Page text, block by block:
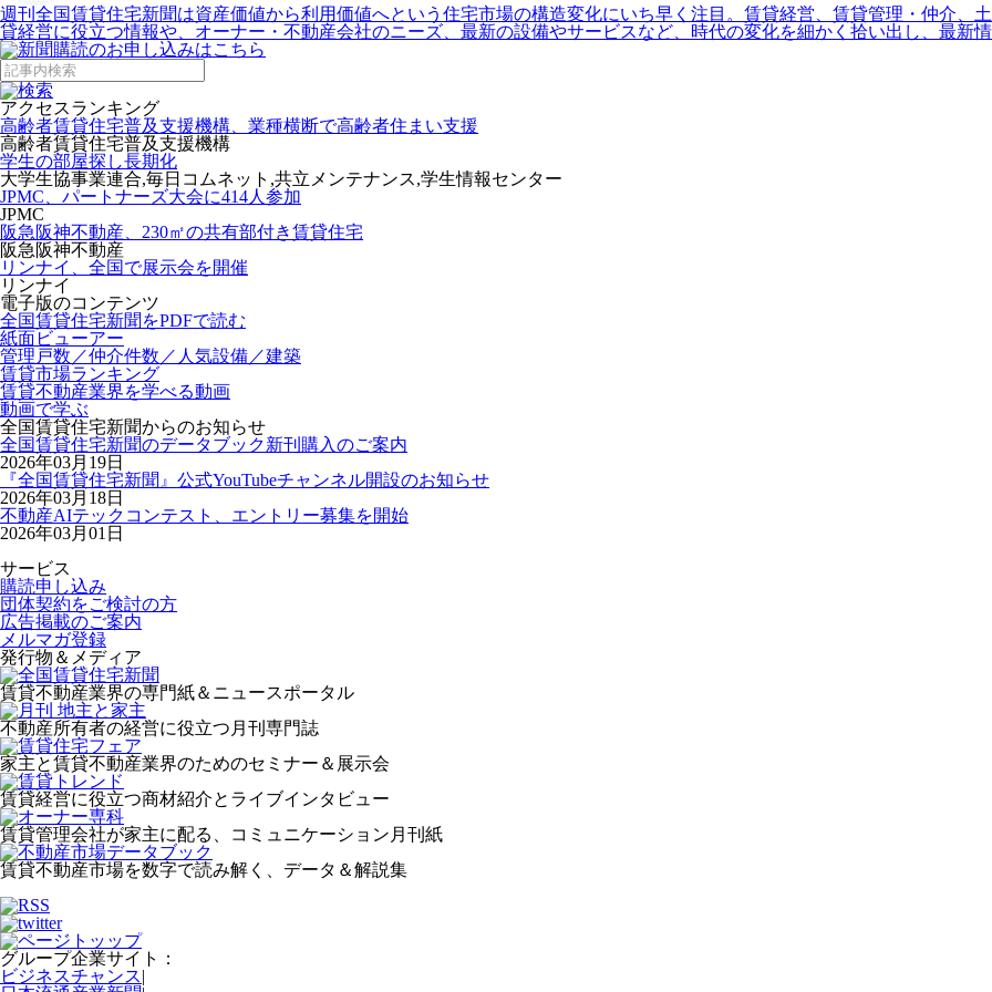
週刊全国賃貸住宅新聞は資産価値から利用価値へという住宅市場の構造変化にいち早く注目。賃貸経営、賃貸管理・仲介、
貸経営に役立つ情報や、オーナー・不動産会社のニーズ、最新の設備やサービスなど、時代の変化を細かく拾い出し、最新情
アクセスランキング
高齢者賃貸住宅普及支援機構、業種横断で高齢者住まい支援
高齢者賃貸住宅普及支援機構
学生の部屋探し長期化
大学生協事業連合,毎日コムネット,共立メンテナンス,学生情報センター
JPMC、パートナーズ大会に414人参加
JPMC
阪急阪神不動産、230㎡の共有部付き賃貸住宅
阪急阪神不動産
リンナイ、全国で展示会を開催
リンナイ
電子版のコンテンツ
全国賃貸住宅新聞をPDFで読む
紙面ビューアー
管理戸数／仲介件数／人気設備／建築
賃貸市場ランキング
賃貸不動産業界を学べる動画
動画で学ぶ
全国賃貸住宅新聞からのお知らせ
全国賃貸住宅新聞のデータブック新刊購入のご案内
2026年03月19日
『全国賃貸住宅新聞』公式YouTubeチャンネル開設のお知らせ
2026年03月18日
不動産AIテックコンテスト、エントリー募集を開始
2026年03月01日
サービス
購読申し込み
団体契約をご検討の方
広告掲載のご案内
メルマガ登録
発行物＆メディア
賃貸不動産業界の専門紙＆ニュースポータル
不動産所有者の経営に役立つ月刊専門誌
家主と賃貸不動産業界のためのセミナー＆展示会
賃貸経営に役立つ商材紹介とライブインタビュー
賃貸管理会社が家主に配る、コミュニケーション月刊紙
賃貸不動産市場を数字で読み解く、データ＆解説集
グループ企業サイト：
ビジネスチャンス|